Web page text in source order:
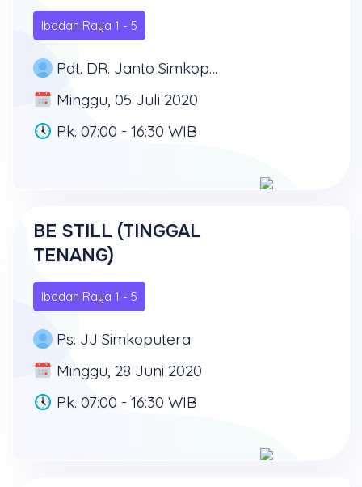
Ibadah Raya 1 - 5
Pdt. DR. Janto Simkoputera, MD, PhD
Minggu, 05 Juli 2020
Pk. 07:00 - 16:30 WIB
BE STILL (TINGGAL
TENANG)
Ibadah Raya 1 - 5
Ps. JJ Simkoputera
Minggu, 28 Juni 2020
Pk. 07:00 - 16:30 WIB